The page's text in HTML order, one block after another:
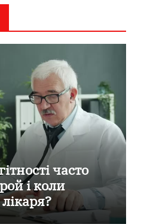
часто
і коли